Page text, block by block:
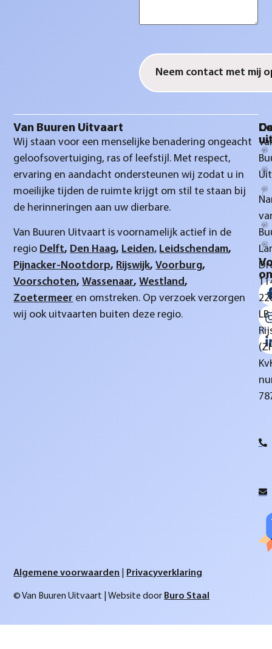
Van Buuren Uitvaart
Wij staan voor een menselijke benadering ongeacht
geloofsovertuiging, ras of leefstijl. Met respect,
ervaring en aandacht ondersteunen wij zodat u in
moeilijke tijden de ruimte krijgt om stil te staan bij
de herinneringen aan uw dierbare.
Van Buuren Uitvaart is voornamelijk actief in de
regio Delft, Den Haag, Leiden, Leidschendam,
Pijnacker-Nootdorp, Rijswijk,Voorburg,
Voorschoten,Wassenaar,Westland,
Zoetermeer en omstreken. Op verzoek verzorgen
wij ook uitvaarten buiten deze regio.
LB
© Van Buuren Uitvaart | Website door Buro Staal
Algemene voorwaarden Privacyverklaring